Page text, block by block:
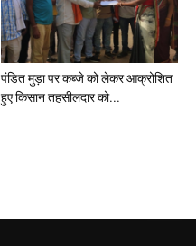
पंडित मुड़ा पर कब्जे को लेकर आक्रोशित
हुए किसान तहसीलदार को...